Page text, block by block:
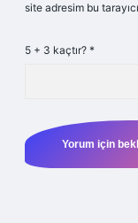
site adresim bu
5 + 3 kaçtır? *